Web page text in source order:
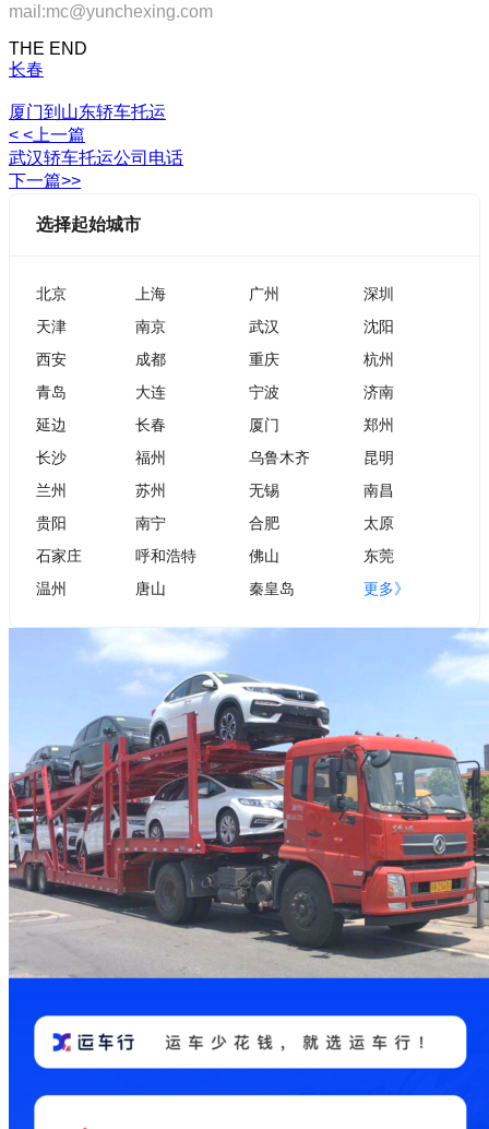
mail:mc@yunchexing.com
THE END
长春
厦门到山东轿车托运
< <上一篇
武汉轿车托运公司电话
下一篇>>
选择起始城市
北京 上海 广州
深圳
天津
南京 武汉
沈阳
西安
成都 重庆
杭州
青岛
大连 宁波
济南
延边
长春 厦门
郑州
长沙
福州 乌鲁木齐
昆明
兰州
苏州 无锡
南昌
贵阳
南宁 合肥
太原
石家庄
呼和浩特 佛山
东莞
温州
唐山 秦皇岛 更多》